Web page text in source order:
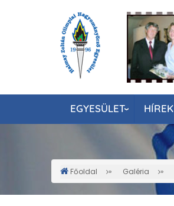
EGYESÜLET HÍREK
Morzsa
Főoldal Galéria